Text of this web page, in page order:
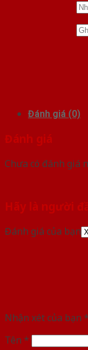
Đánh giá (0)
Đánh giá
Chưa có đánh giá
Hãy là người
Đánh giá của bạn
Nhận xét của bạn *
Tên *